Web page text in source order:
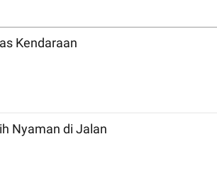
Kendaraan
Nyaman di Jalan